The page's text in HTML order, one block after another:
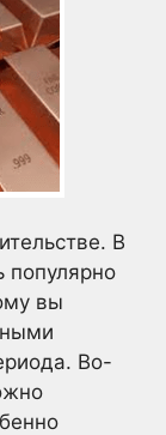
В
популярно
вы
Во-